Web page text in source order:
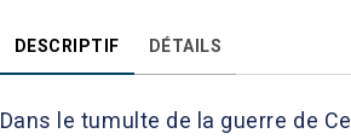
DESCRIPTIF DÉTAILS
Dans le tumulte de la guerre de